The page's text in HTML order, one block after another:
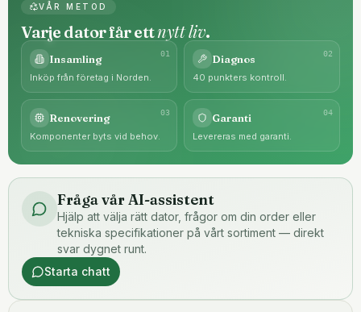
VÅR METOD
Varje dator får ettnytt liv.
01
Insamling
Inköp från företag i Norden.
02
Diagnos
40 punkters kontroll.
03
Renovering
Komponenter byts vid behov.
04
Garanti
Levereras med garanti.
Fråga vår AI-assistent
Hjälp att välja rätt dator, frågor om din order eller
tekniska specifikationer på vårt sortiment — direkt
svar dygnet runt.
Starta chatt